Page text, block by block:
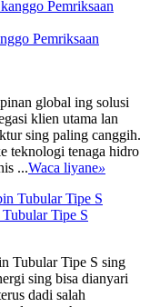
Pemriksaan
global ing solusi
klien utama lan
sing paling canggih.
teknologi tenaga hidro
...Waca liyane»
Tipe S
Tubular Tipe S sing
sing bisa dianyari
dadi salah